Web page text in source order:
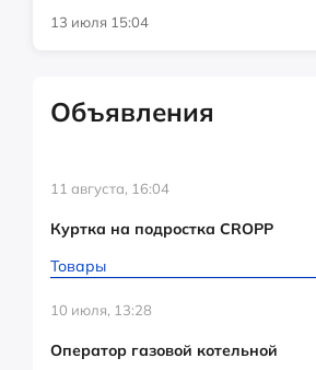
13 июля 15:04
Объявления
11 августа, 16:04
Куртка на подростка CROPP
Товары
10 июля, 13:28
Оператор газовой котельной